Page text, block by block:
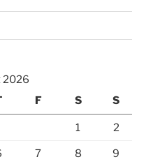
2026
F S S
1 2
7 8 9